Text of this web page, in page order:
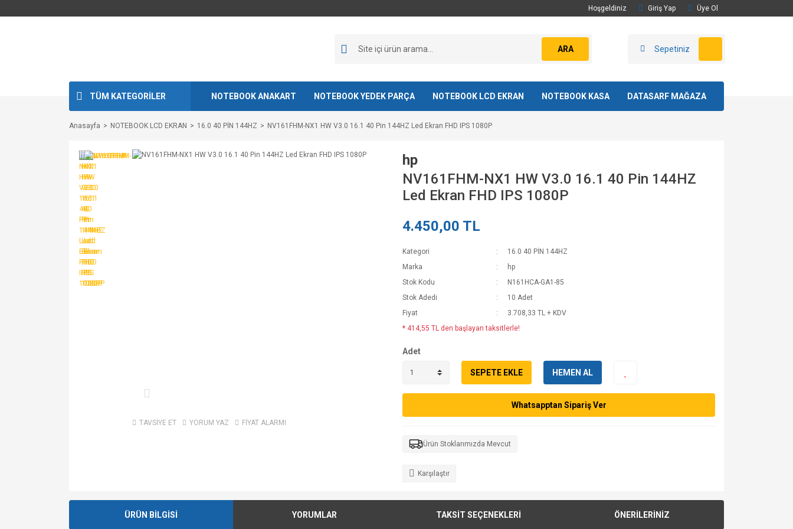
Hoşgeldiniz Giriş Yap Üye Ol
ARA Sepetiniz
TÜM KATEGORİLER NOTEBOOK ANAKART NOTEBOOK YEDEK PARÇA NOTEBOOK LCD EKRAN NOTEBOOK KASA DATASARF MAĞAZA
Anasayfa NOTEBOOK LCD EKRAN 16.0 40 PİN 144HZ NV161FHM-NX1 HW V3.0 16.1 40 Pin 144HZ Led Ekran FHD IPS 1080P
TAVSİYE ET YORUM YAZ FİYAT ALARMI
hp
NV161FHM-NX1 HW V3.0 16.1 40 Pin 144HZ
Led Ekran FHD IPS 1080P
4.450,00 TL
Kategori
16.0 40 PİN 144HZ
Marka
hp
Stok Kodu
N161HCA-GA1-85
Stok Adedi
10 Adet
Fiyat
3.708,33 TL + KDV
* 414,55 TL den başlayan taksitlerle!
Adet
SEPETE EKLE HEMEN AL
Whatsapptan Sipariş Ver
Ürün Stoklarımızda Mevcut
Karşılaştır
ÜRÜN BİLGİSİ YORUMLAR TAKSİT SEÇENEKLERİ ÖNERİLERİNİZ